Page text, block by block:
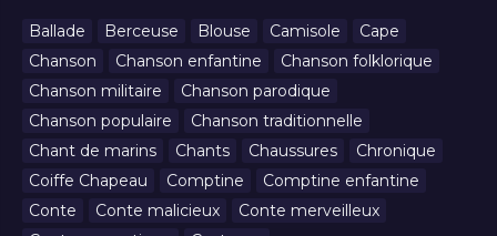
Ballade Berceuse Blouse Camisole
Cape
Chanson
Chanson enfantine
Chanson folklorique
Chanson militaire
Chanson parodique
Chanson populaire
Chanson traditionnelle
Chant de marins
Chants Chaussures
Chronique
Coiffe Chapeau
Comptine
Comptine enfantine
Conte
Conte malicieux
Conte merveilleux